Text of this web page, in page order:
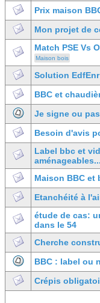
Prix maison
Mon projet de
Match PSE Vs
Maison bois
Solution EdfEnr
BBC et
Je signe ou
Besoin d'avis
Label bbc et
aménageables...
Maison BBC et
Etanchéité à
étude de cas:
dans le 54
Cherche
BBC : label ou
Crépis